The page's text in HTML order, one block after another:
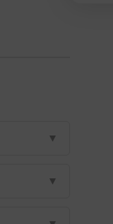
▼
▼